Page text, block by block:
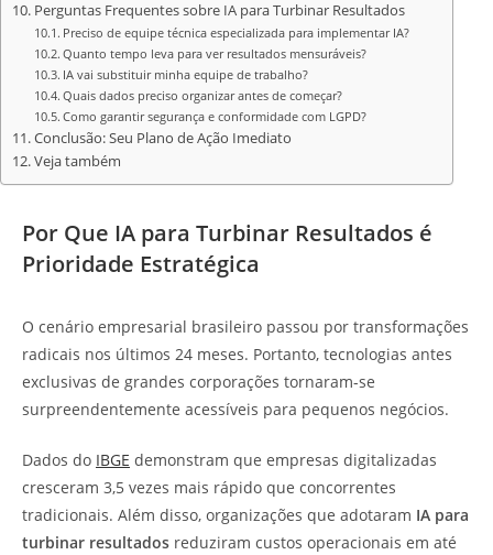
Perguntas Frequentes sobre IA para Turbinar Resultados
Preciso de equipe técnica especializada para implementar IA?
Quanto tempo leva para ver resultados mensuráveis?
IA vai substituir minha equipe de trabalho?
Quais dados preciso organizar antes de começar?
Como garantir segurança e conformidade com LGPD?
Conclusão: Seu Plano de Ação Imediato
Veja também
Por Que IA para Turbinar Resultados é
Prioridade Estratégica
O cenário empresarial brasileiro passou por transformações
radicais nos últimos 24 meses. Portanto, tecnologias antes
exclusivas de grandes corporações tornaram-se
surpreendentemente acessíveis para pequenos negócios.
Dados do IBGE demonstram que empresas digitalizadas
cresceram 3,5 vezes mais rápido que concorrentes
tradicionais. Além disso, organizações que adotaram IA para
turbinar resultados reduziram custos operacionais em até